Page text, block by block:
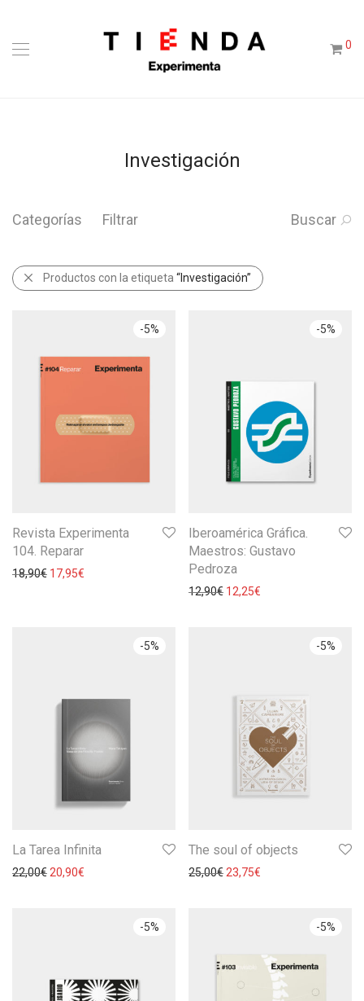
0
Investigación
Categorías Filtrar Buscar
Productos con la etiqueta “Investigación”
-5%
Revista Experimenta
104. Reparar
18,90€ 17,95€
-5%
Iberoamérica Gráfica.
Maestros: Gustavo
Pedroza
12,90€ 12,25€
-5%
La Tarea Infinita
22,00€20,90€
-5%
The soul of objects
25,00€23,75€
-5% -5%